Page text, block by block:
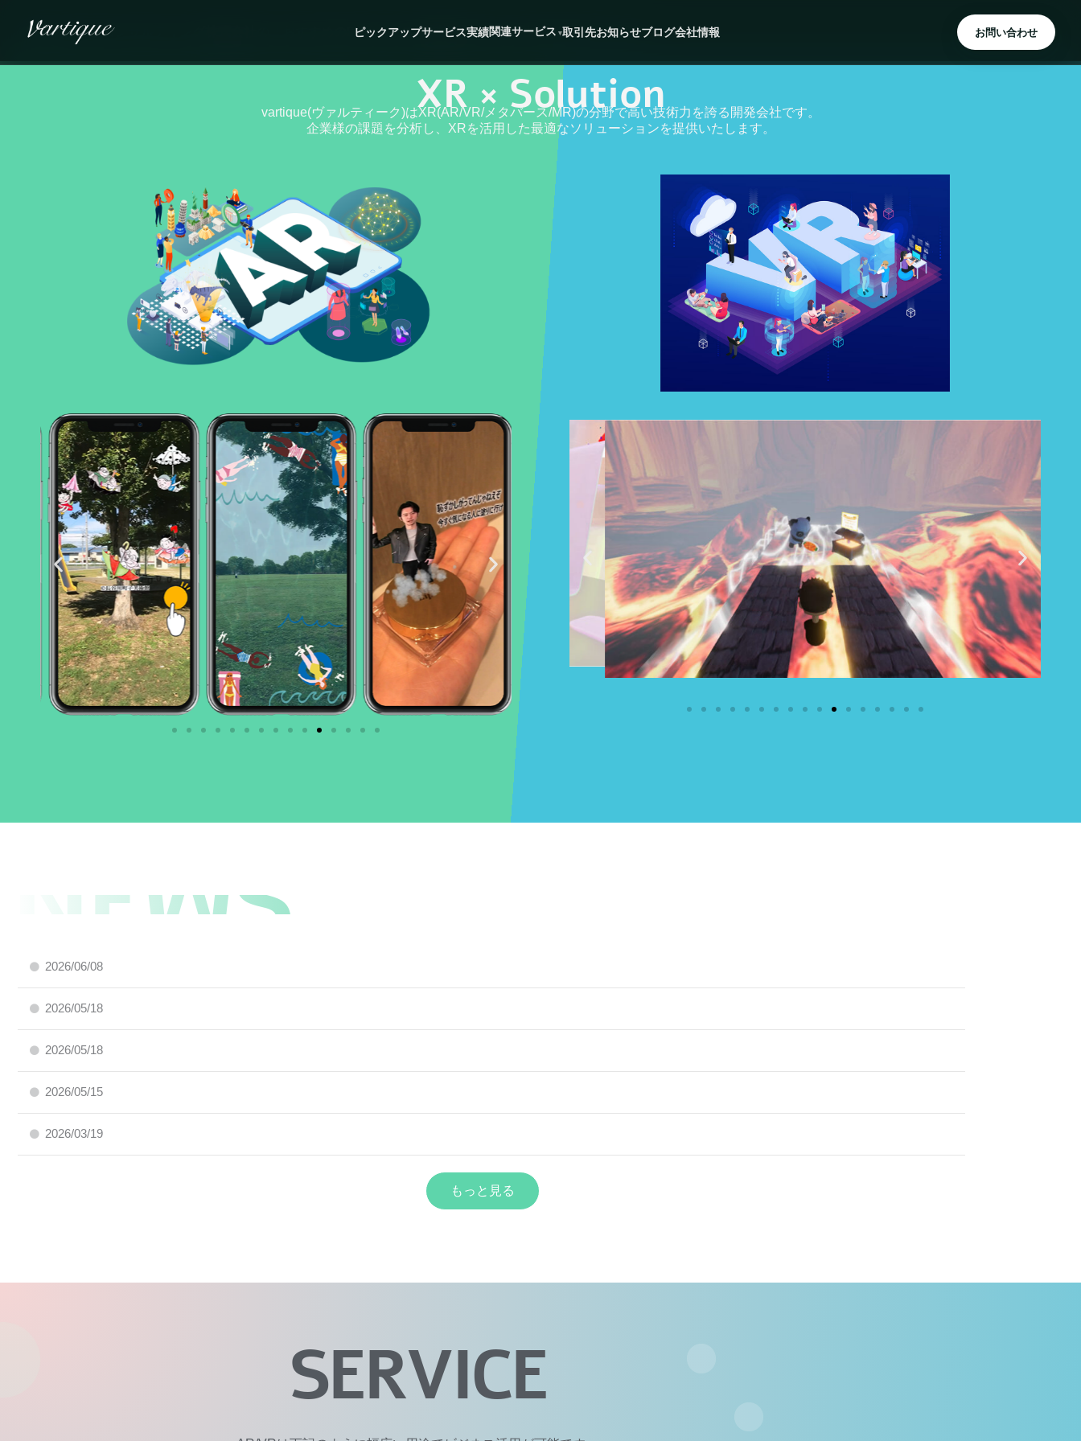
ス
ピックアップサービス実績関連サービス 取引先お知らせブログ会社情報 お問い合わせ
XR × Solution
vartique(ヴァルティーク)はXR(AR/VR/メタバース/MR)の分野で高い技術力を誇る開発会社です。
企業様の課題を分析し、XRを活用した最適なソリューションを提供いたします。
NEWS
株式会社アウナラのメディアにて当社が紹介されました
2026/06/08
デジタルギア株式会社の比較記事にて当社が紹介されました
2026/05/18
株式会社CREXのコラム内にて当社が紹介されました
2026/05/18
求人サイト「サクリーチ」を運営する「サクフリ株式会社」に掲載
2026/05/15
NSSスマートコンサルティング株式会社の「おすすめのDXサービス/関連企業一覧」に当社が紹介されました
2026/03/19
もっと見る
SERVICE